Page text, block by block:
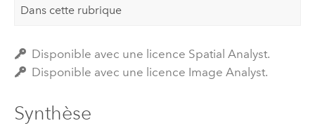
Dans cette rubrique
Disponible avec une licence Spatial Analyst.
Disponible avec une licence Image Analyst.
Synthèse